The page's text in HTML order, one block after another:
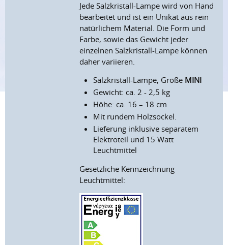
Jede Salzkristall-Lampe wird von Hand
bearbeitet und ist ein Unikat aus rein
natürlichem Material. Die Form und
Farbe, sowie das Gewicht jeder
einzelnen Salzkristall-Lampe können
daher variieren.
Salzkristall-Lampe, Größe MINI
Gewicht: ca. 2 - 2,5 kg
Höhe: ca. 16 – 18 cm
Mit rundem Holzsockel.
Lieferung inklusive separatem
Elektroteil und 15 Watt
Leuchtmittel
Gesetzliche Kennzeichnung
Leuchtmittel: